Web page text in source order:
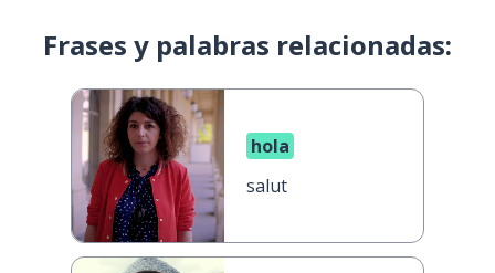
Frases y palabras relacionadas:
hola
salut